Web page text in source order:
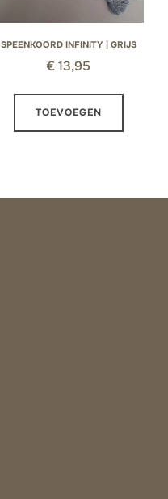
SPEENKOORD INFINITY | GRIJS
€ 13,95
TOEVOEGEN